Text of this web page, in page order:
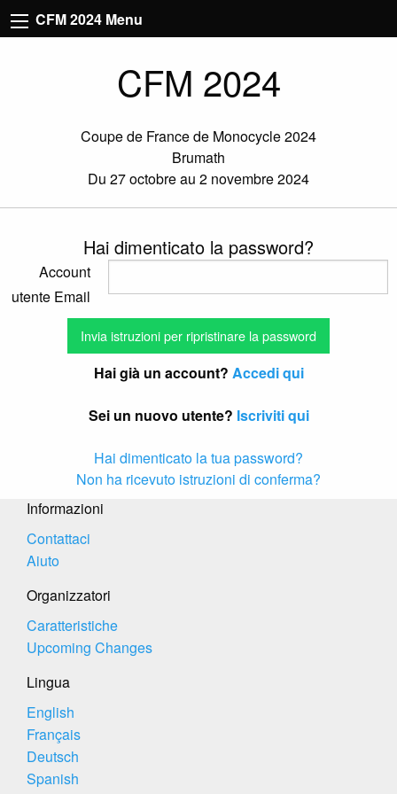
CFM 2024 Menu
CFM 2024
Coupe de France de Monocycle 2024
Brumath
Du 27 octobre au 2 novembre 2024
Hai dimenticato la password?
Account
utente Email
Hai già un account? Accedi qui
Sei un nuovo utente? Iscriviti qui
Hai dimenticato la tua password?
Non ha ricevuto istruzioni di conferma?
Informazioni
Contattaci
Aiuto
Organizzatori
Caratteristiche
Upcoming Changes
Lingua
English
Français
Deutsch
Spanish